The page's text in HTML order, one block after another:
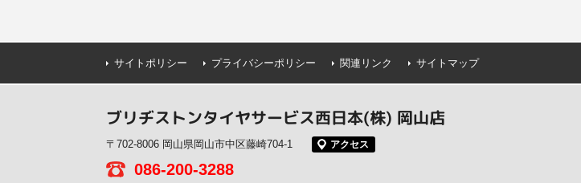
サイトポリシー プライバシーポリシー 関連リンク サイトマップ
ブリヂストンタイヤサービス西日本(株) 岡山店
〒702-8006 岡山県岡山市中区藤崎704-1 アクセス
086-200-3288